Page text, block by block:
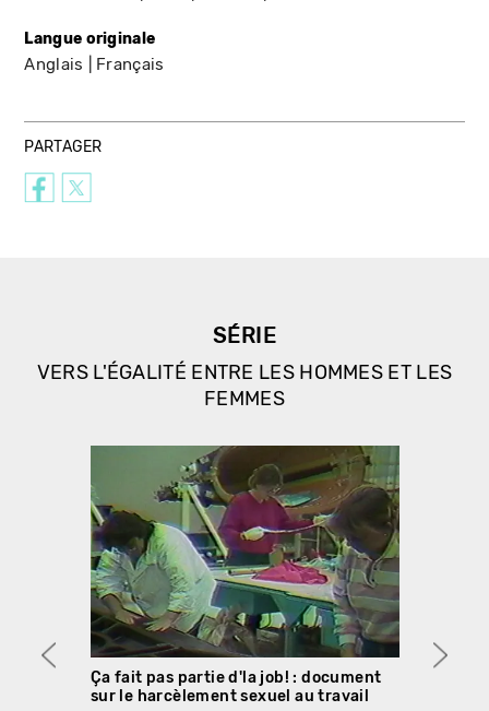
Langue originale
Anglais Français
PARTAGER
SÉRIE
VERS L'ÉGALITÉ ENTRE LES HOMMES ET LES
FEMMES
Ça fait pas partie d'la job! : document
sur le harcèlement sexuel au travail